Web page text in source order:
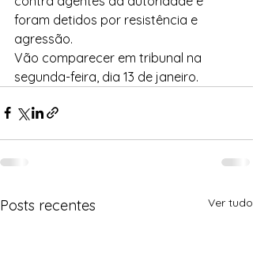
foram detidos por resistência e
agressão.
Vão comparecer em tribunal na
segunda-feira, dia 13 de janeiro.
Posts recentes Ver tudo